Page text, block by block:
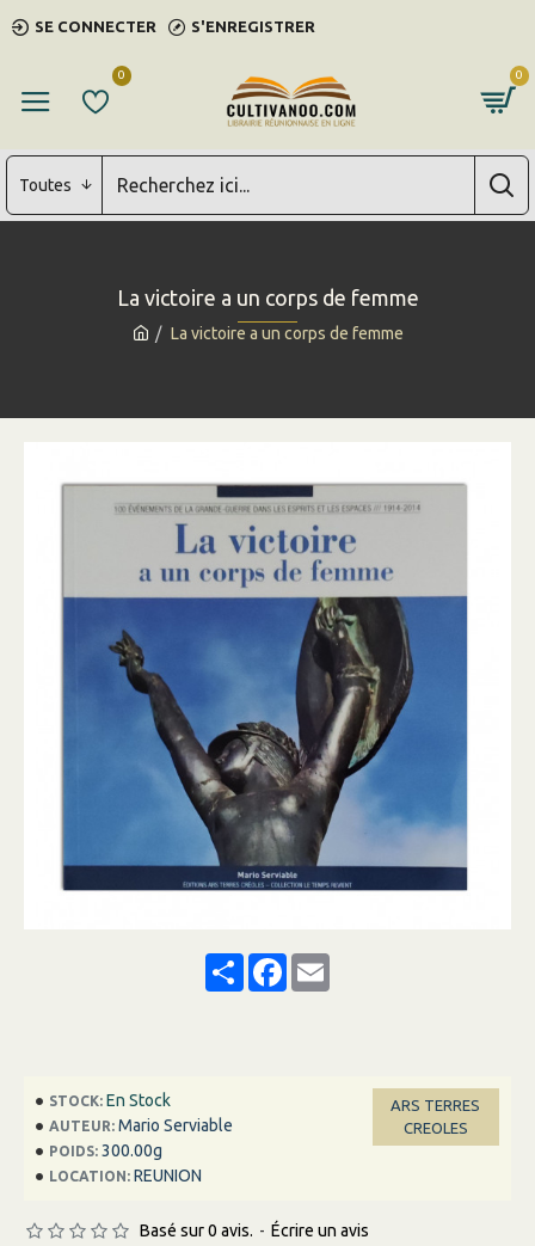
SE CONNECTER S'ENREGISTRER
0 0
Toutes
La victoire a un corps de femme
La victoire a un corps de femme
ShareFacebook
Email
STOCK: En Stock
AUTEUR: Mario Serviable
POIDS: 300.00g
LOCATION: REUNION
ARS TERRES
CREOLES
Basé sur 0 avis. - Écrire un avis